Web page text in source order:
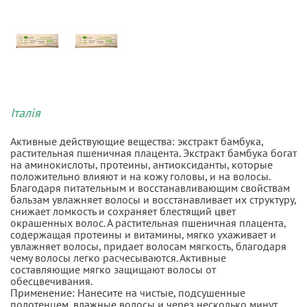
Італія
Активные действующие вещества: экстракт бамбука,
растительная пшеничная плацента. Экстракт бамбука богат
на аминокислоты, протеины, антиоксиданты, которые
положительно влияют и на кожу головы, и на волосы.
Благодаря питательным и восстанавливающим свойствам
бальзам увлажняет волосы и восстанавливает их структуру,
снижает ломкость и сохраняет блестящий цвет
окрашенных волос. А растительная пшеничная плацента,
содержащая протеины и витамины, мягко ухаживает и
увлажняет волосы, придает волосам мягкость, благодаря
чему волосы легко расчесываются. Активные
составляющие мягко защищают волосы от
обесцвечивания.
Применение: Нанесите на чистые, подсушенные
полотенцем, влажные волосы и через несколько минут